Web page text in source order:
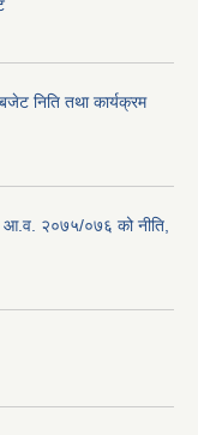
निति तथा कार्यक्रम
आ.व. २०७५/०७६ को नीति,